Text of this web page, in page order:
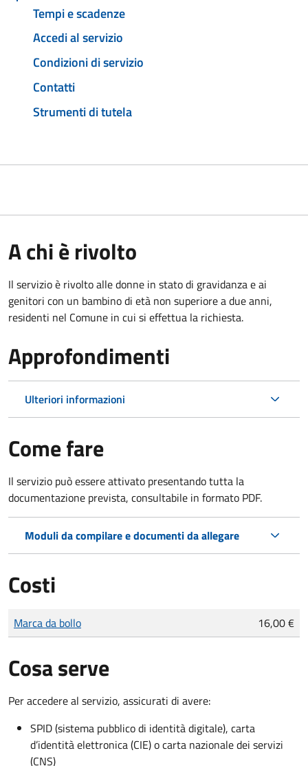
Tempi e scadenze
Accedi al servizio
Condizioni di servizio
Contatti
Strumenti di tutela
A chi è rivolto
Il servizio è rivolto alle donne in stato di gravidanza e ai
genitori con un bambino di età non superiore a due anni,
residenti nel Comune in cui si effettua la richiesta.
Approfondimenti
Ulteriori informazioni
Come fare
Il servizio può essere attivato presentando tutta la
documentazione prevista, consultabile in formato PDF.
Moduli da compilare e documenti da allegare
Costi
Tipo di pagamento
Importo
Marca da bollo 16,00 €
Cosa serve
Per accedere al servizio, assicurati di avere:
SPID (sistema pubblico di identità digitale), carta
d’identità elettronica (CIE) o carta nazionale dei servizi
(CNS)